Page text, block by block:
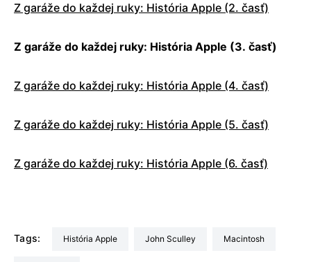
Z garáže do každej ruky: História Apple (2. časť)
Z garáže do každej ruky: História Apple (3. časť)
Z garáže do každej ruky: História Apple (4. časť)
Z garáže do každej ruky: História Apple (5. časť)
Z garáže do každej ruky: História Apple (6. časť)
Tags: História Apple John Sculley Macintosh